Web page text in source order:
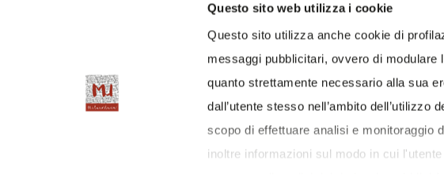
Questo sito web utilizza i cookie
Questo sito utilizza anche cookie di
messaggi pubblicitari, ovvero di
quanto strettamente necessario alla sua
dall’utente stesso nell’ambito dell’utilizzo
scopo di effettuare analisi e monitoraggio
inoltre informazioni sul modo in cui
Fax +39 02 66111335
info@milanounica.it
Media
FAQ